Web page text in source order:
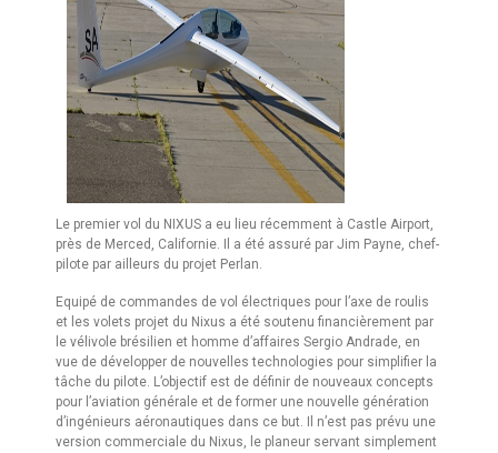
Le premier vol du NIXUS a eu lieu récemment à Castle Airport,
près de Merced, Californie. Il a été assuré par Jim Payne, chef-
pilote par ailleurs du projet Perlan.
Equipé de commandes de vol électriques pour l’axe de roulis
et les volets projet du Nixus a été soutenu financièrement par
le vélivole brésilien et homme d’affaires Sergio Andrade, en
vue de développer de nouvelles technologies pour simplifier la
tâche du pilote. L’objectif est de définir de nouveaux concepts
pour l’aviation générale et de former une nouvelle génération
d’ingénieurs aéronautiques dans ce but. Il n’est pas prévu une
version commerciale du Nixus, le planeur servant simplement